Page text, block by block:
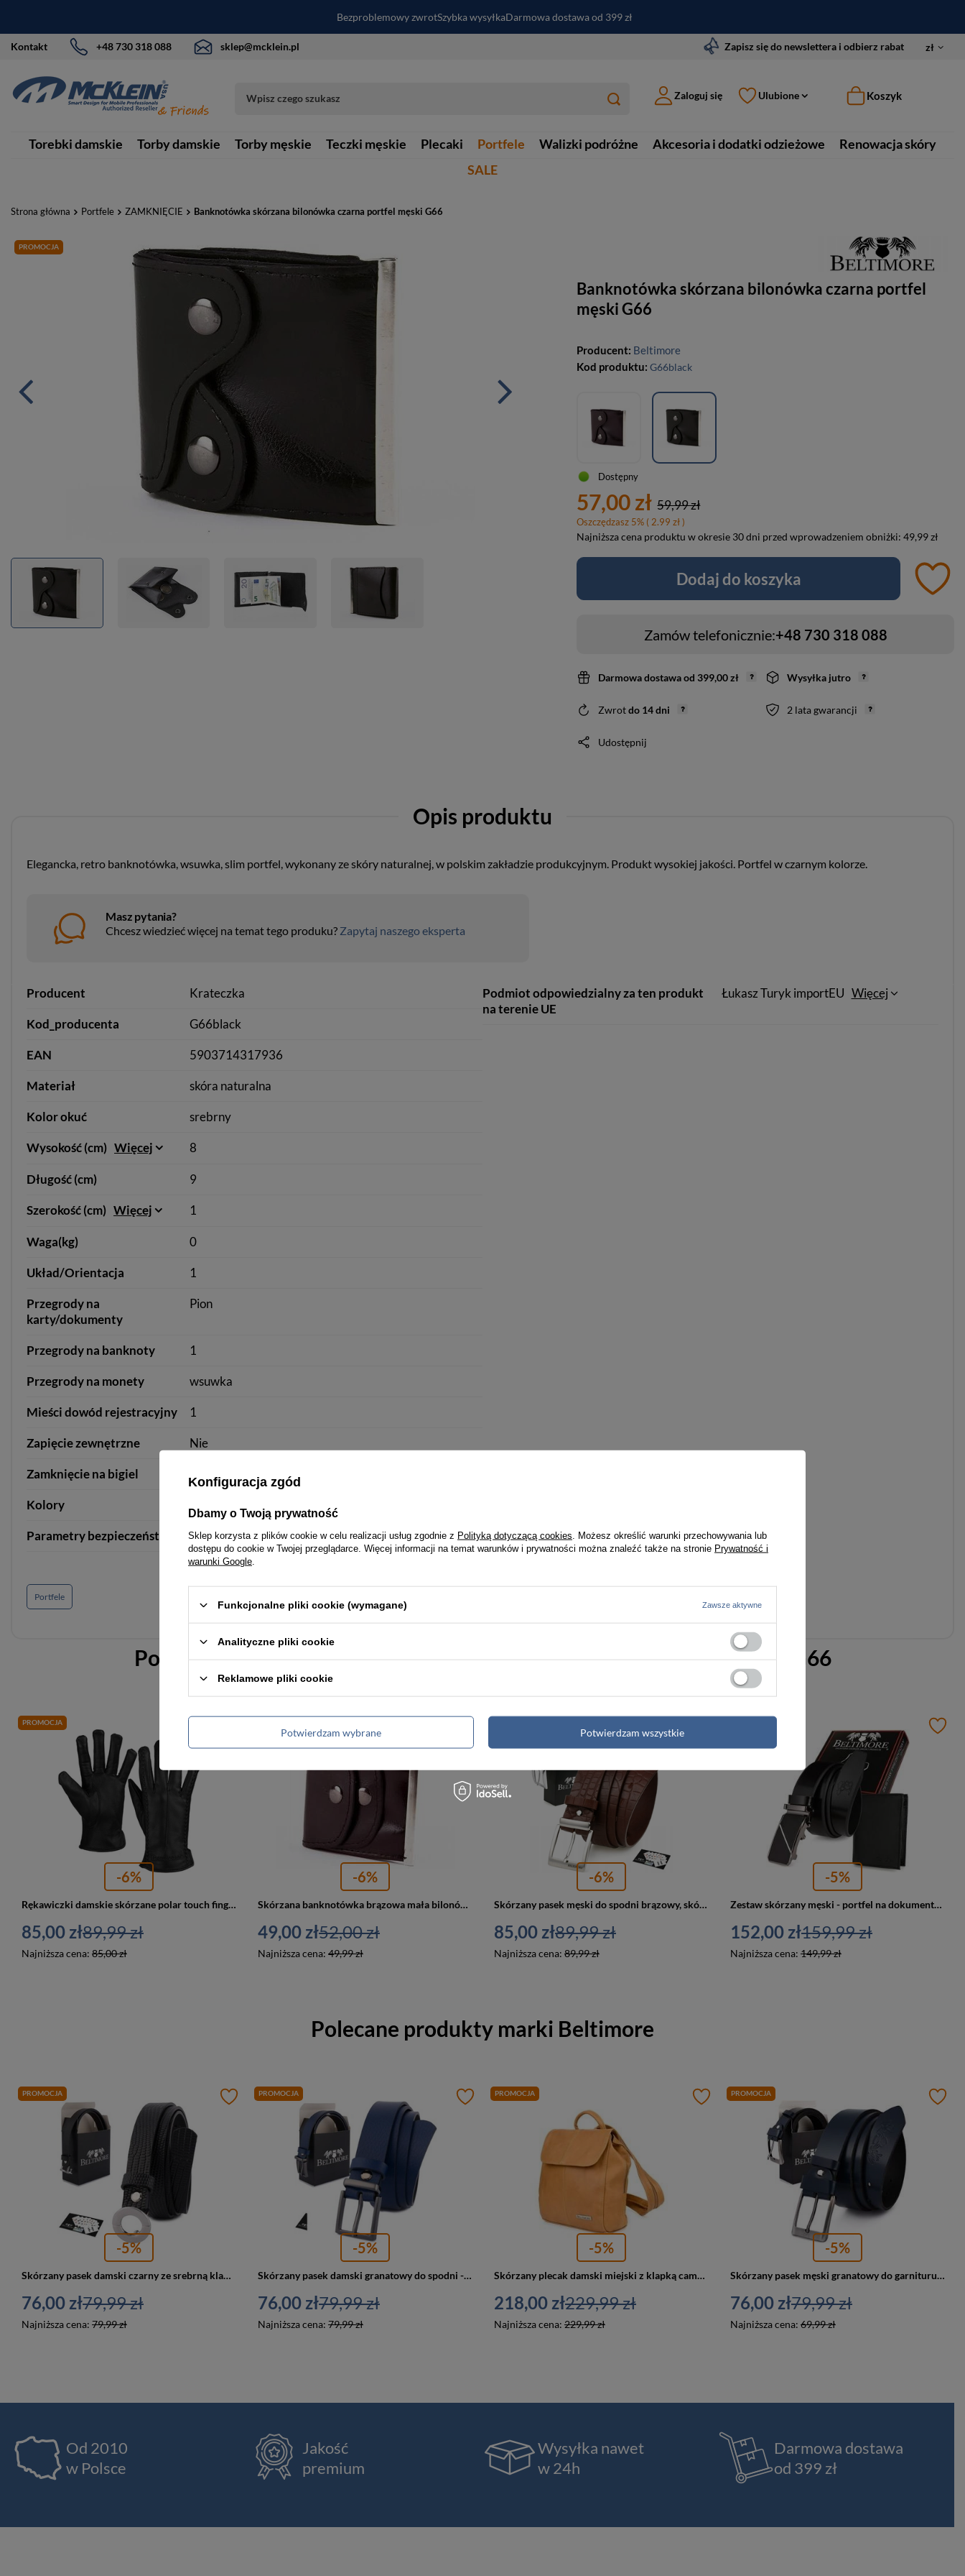
Bezproblemowy zwrotSzybka wysyłkaDarmowa dostawa od 399 zł
Kontakt +48 730 318 088 sklep@mcklein.pl Zapisz się do newslettera i odbierz rabat zł
Zaloguj się Ulubione Koszyk
Torebki damskie Torby damskie Torby męskie Teczki męskie Plecaki Portfele Walizki podróżne Akcesoria i dodatki odzieżowe
Renowacja skóry
SALE
Strona główna Portfele ZAMKNIĘCIE Banknotówka skórzana bilonówka czarna portfel męski G66
PROMOCJA
Banknotówka skórzana bilonówka czarna portfel
męski G66
Producent: Beltimore
Kod produktu:G66black
Dostępny
57,00 zł 59,99 zł
Oszczędzasz 5% ( 2.99 zł )
Najniższa cena produktu w okresie 30 dni przed wprowadzeniem obniżki:49,99 zł
Dodaj do koszyka
Zamów telefonicznie:+48 730 318 088
Darmowa dostawaod 399,00 zł Wysyłka jutro
Zwrotdo 14dni 2 lata gwarancji
Udostępnij
Opis produktu
Elegancka, retro banknotówka, wsuwka, slim portfel, wykonany ze skóry naturalnej, w polskim zakładzie produkcyjnym. Produkt wysokiej jakości. Portfel w czarnym kolorze.
Masz pytania?
Chcesz wiedzieć więcej na temat tego produku? Zapytaj naszego eksperta
Producent Krateczka
Kod_producenta G66black
EAN 5903714317936
Materiał skóra naturalna
Kolor okuć srebrny
Wysokość (cm) Więcej 8
Długość (cm) 9
Szerokość (cm) Więcej 1
Waga(kg) 0
Układ/Orientacja 1
Przegrody na
karty/dokumenty
Pion
Przegrody na banknoty 1
Przegrody na monety wsuwka
Mieści dowód rejestracyjny 1
Zapięcie zewnętrzne Nie
Zamknięcie na bigiel
Kolory
Parametry bezpieczeństwa Parametry bezpieczeństwa
Podmiot odpowiedzialny za ten produkt
na terenie UE
Łukasz Turyk importEU Więcej
Portfele
Podobne do Banknotówka skórzana bilonówka czarna portfel męski G66
PROMOCJA
-6%
Rękawiczki damskie skórzane polar touch finger na dotyk BELTIMORE K39 czarny L
85,00 zł
Najniższa cena: 85,00 zł
89,99 zł
-6%
Skórzana banknotówka brązowa mała bilonówka 872
49,00 zł
Najniższa cena: 49,99 zł
52,00 zł
-6%
Skórzany pasek męski do spodni brązowy, skóra węża Beltimore W85
85,00 zł
Najniższa cena: 89,99 zł
89,99 zł
-5%
Zestaw skórzany męski - portfel na dokumenty czarny, pasek automatyczny U86
152,00 zł
Najniższa cena: 149,99 zł
159,99 zł
Polecane produkty marki Beltimore
PROMOCJA
-5%
Skórzany pasek damski czarny ze srebrną klamrą - Beltimore O17
76,00 zł
Najniższa cena: 79,99 zł
79,99 zł
PROMOCJA
-5%
Skórzany pasek damski granatowy do spodni - Beltimore O12
76,00 zł
Najniższa cena: 79,99 zł
79,99 zł
PROMOCJA
-5%
Skórzany plecak damski miejski z klapką camel Beltimore S41
218,00 zł
Najniższa cena: 229,99 zł
229,99 zł
PROMOCJA
-5%
Skórzany pasek męski granatowy do garnituru Beltimore E02
76,00 zł
Najniższa cena: 69,99 zł
79,99 zł
Od 2010
w Polsce
Jakość
premium
Wysyłka nawet
w 24h
Darmowa dostawa
od 399 zł
Konfiguracja zgód
Dbamy o Twoją prywatność
Sklep korzysta z plików cookie w celu realizacji usług zgodnie z Polityką dotyczącą cookies . Możesz określić warunki przechowywania lub
dostępu do cookie w Twojej przeglądarce. Więcej informacji na temat warunków i prywatności można znaleźć także na stronie Prywatność i
warunki Google
Funkcjonalne pliki cookie (wymagane) Zawsze aktywne
Analityczne pliki cookie
Reklamowe pliki cookie
Potwierdzam wybrane Potwierdzam wszystkie